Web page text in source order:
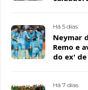
Há 5 dias
Neymar
Remo e
do ex' de
Há 7 dias